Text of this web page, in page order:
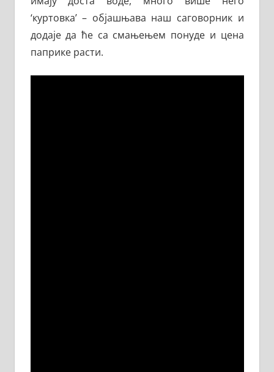
‘куртовка’ – објашњава наш саговорник и
додаје да ће са смањењем понуде и цена
паприке расти.